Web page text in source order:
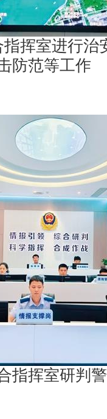
室进行治
防范等工作
挥室研判警